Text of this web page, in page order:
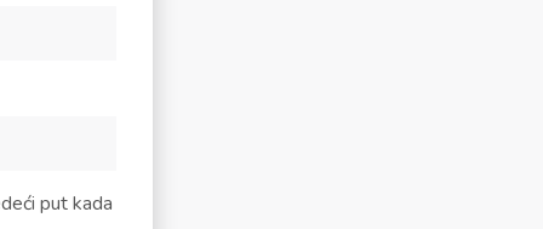
put kada